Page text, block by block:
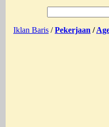
Iklan Baris /Pekerjaan /